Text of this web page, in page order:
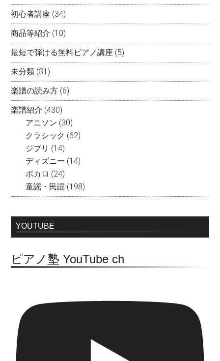
初心者講座 (34)
商品等紹介 (10)
最短で弾ける無料ピアノ講座 (5)
未分類 (31)
楽譜の読み方 (6)
楽譜紹介 (430)
アニソン (30)
クラシック (62)
ジブリ (14)
ディズニー (14)
ボカロ (24)
童謡・民謡 (198)
YOUTUBE
ピアノ塾 YouTube ch